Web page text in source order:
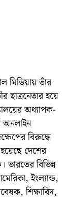
মিডিয়ায় তাঁর
ছাত্রনেতার হয়ে
অধ্যাপক-
অনলাইন
বিরুদ্ধে
দেশের
ভারতের বিভিন্ন
ইংল্যান্ড,
শিক্ষাবিদ,